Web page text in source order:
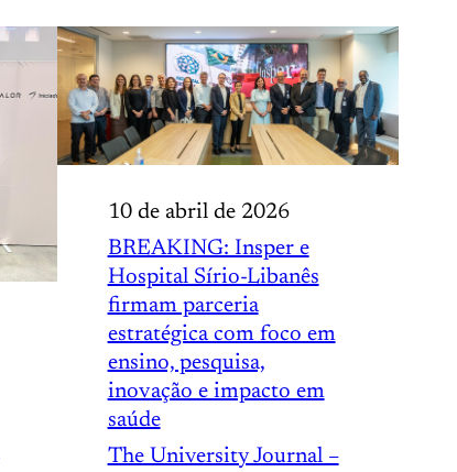
10 de abril de 2026
BREAKING: Insper e
Hospital Sírio-Libanês
firmam parceria
estratégica com foco em
ensino, pesquisa,
inovação e impacto em
saúde
The University Journal –